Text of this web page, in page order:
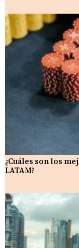
¿Cuáles son los
LATAM?